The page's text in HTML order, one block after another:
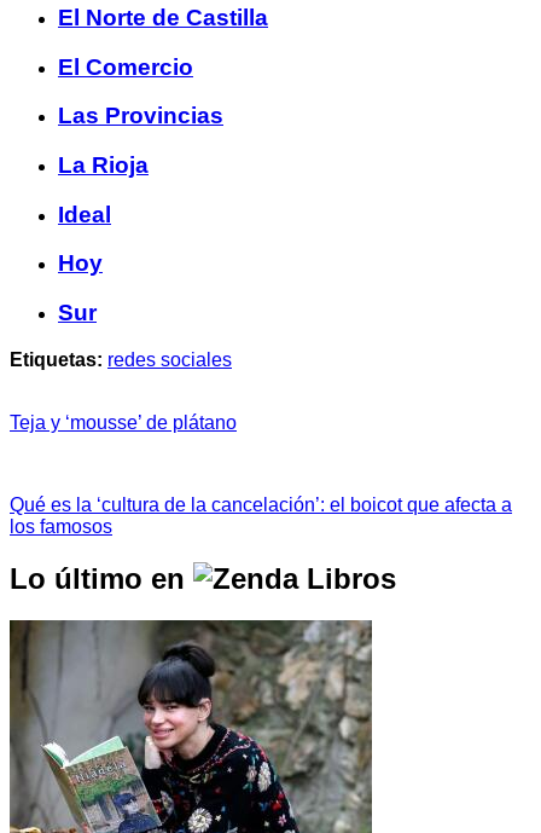
El Norte de Castilla
El Comercio
Las Provincias
La Rioja
Ideal
Hoy
Sur
Etiquetas: redes sociales
Teja y ‘mousse’ de plátano
Qué es la ‘cultura de la cancelación’: el boicot que afecta a
los famosos
Lo último en